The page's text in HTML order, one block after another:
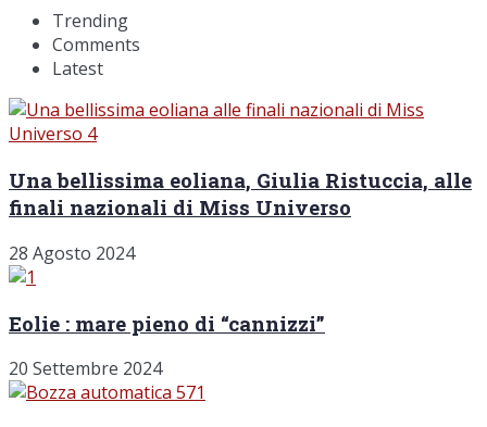
Trending
Comments
Latest
Una bellissima eoliana, Giulia Ristuccia, alle
finali nazionali di Miss Universo
28 Agosto 2024
Eolie : mare pieno di “cannizzi”
20 Settembre 2024